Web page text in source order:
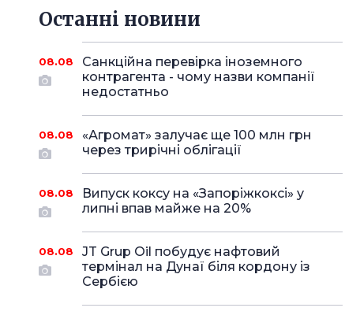
Останнi новини
08.08
Санкційна перевірка іноземного
контрагента - чому назви компанії
недостатньо
08.08
«Агромат» залучає ще 100 млн грн
через трирічні облігації
08.08
Випуск коксу на «Запоріжкоксі» у
липні впав майже на 20%
08.08
JT Grup Oil побудує нафтовий
термінал на Дунаї біля кордону із
Сербією